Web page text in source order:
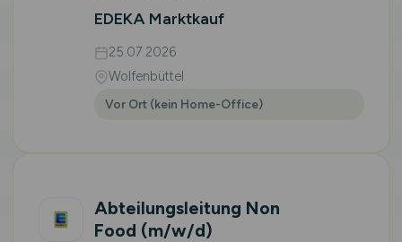
EDEKA Marktkauf
25.07.2026
Wolfenbüttel
Vor Ort (kein Home-Office)
Abteilungsleitung Non
Food (m/w/d)